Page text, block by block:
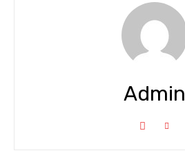
Admin